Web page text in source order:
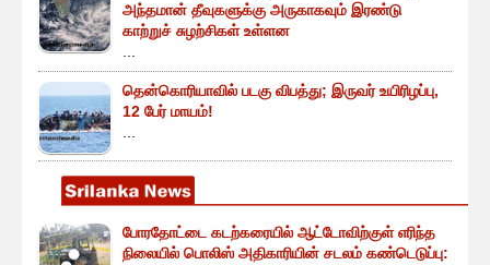
அந்தமான் தீவுகளுக்கு அருகாகவும் இரண்டு
காற்றுச் சுழற்சிகள் உள்ளன
...
தென்கொரியாவில் படகு விபத்து; இருவர் உயிரிழப்பு,
12 பேர் மாயம்!
...
போரதோட்டை கடற்கரையில் ஆட்டோவிற்குள் எரிந்த
நிலையில் பொலிஸ் அதிகாரியின் சடலம் கண்டெடுப்பு: